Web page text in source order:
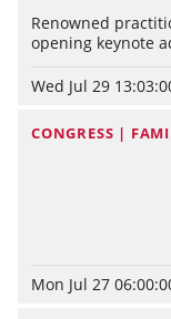
Renowned
opening keynote
Wed Jul 29
CONGRESS |
Mon Jul 27